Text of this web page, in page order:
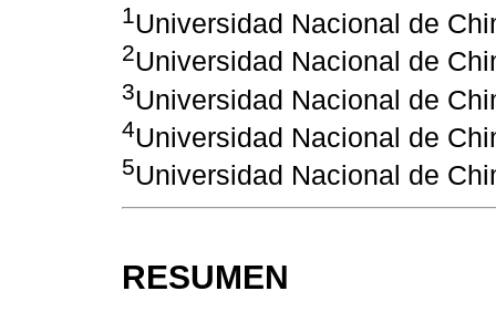
1Universidad Nacional de
2Universidad Nacional de
3Universidad Nacional de
4Universidad Nacional de
5Universidad Nacional de
RESUMEN